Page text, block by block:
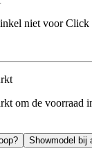
niet voor Click
om de voorraad
Showmodel bij